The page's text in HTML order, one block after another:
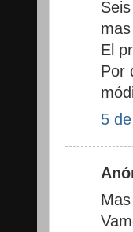
El
Por
5